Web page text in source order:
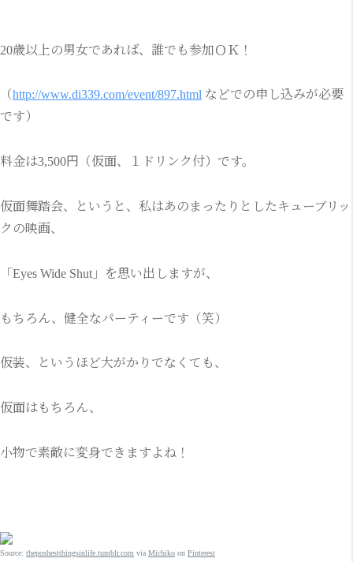
20歳以上の男女であれば、誰でも参加ＯＫ！
（http://www.di339.com/event/897.html などでの申し込みが必要
です）
料金は3,500円（仮面、１ドリンク付）です。
仮面舞踏会、というと、私はあのまったりとしたキューブリッ
クの映画、
「Eyes Wide Shut」を思い出しますが、
もちろん、健全なパーティーです（笑）
仮装、というほど大がかりでなくても、
仮面はもちろん、
小物で素敵に変身できますよね！
Source: theposhestthingsinlife.tumblr.com via Michiko on Pinterest